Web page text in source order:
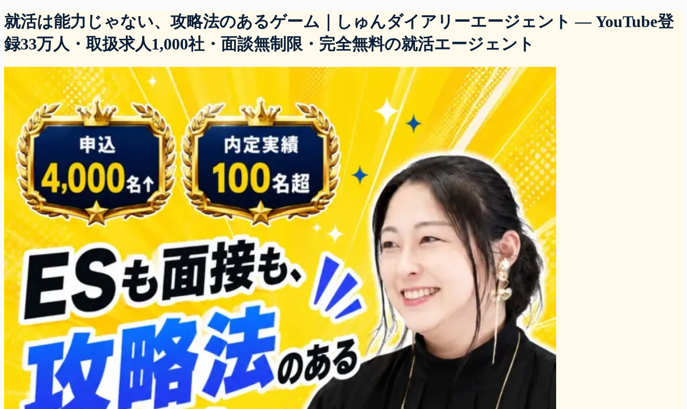
就活は能力じゃない、攻略法のあるゲーム｜しゅんダイアリーエージェント — YouTube登
録33万人・取扱求人1,000社・面談無制限・完全無料の就活エージェント